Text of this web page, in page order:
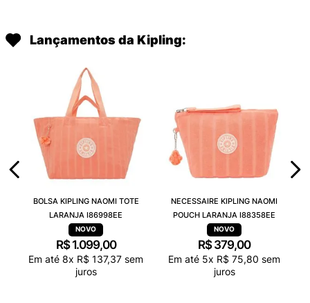
Lançamentos da Kipling:
BOLSA KIPLING NAOMI TOTE
LARANJA I86998EE
R$ 1.099,00
Em até 8x R$ 137,37 sem
juros
NECESSAIRE KIPLING NAOMI
POUCH LARANJA I88358EE
R$ 379,00
Em até 5x R$ 75,80 sem
juros